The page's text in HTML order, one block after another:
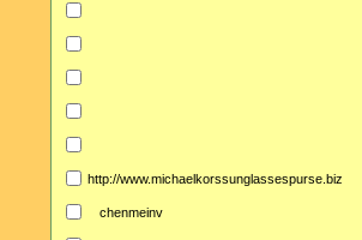
http://www.michaelkorssunglassespurse.biz
chenmeinv